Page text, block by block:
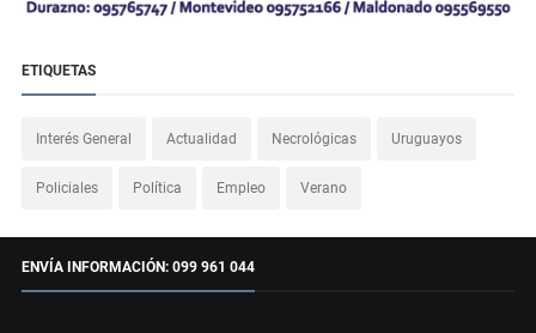
ETIQUETAS
Interés General Actualidad Necrológicas Uruguayos
Policiales Política Empleo Verano
ENVÍA INFORMACIÓN: 099 961 044